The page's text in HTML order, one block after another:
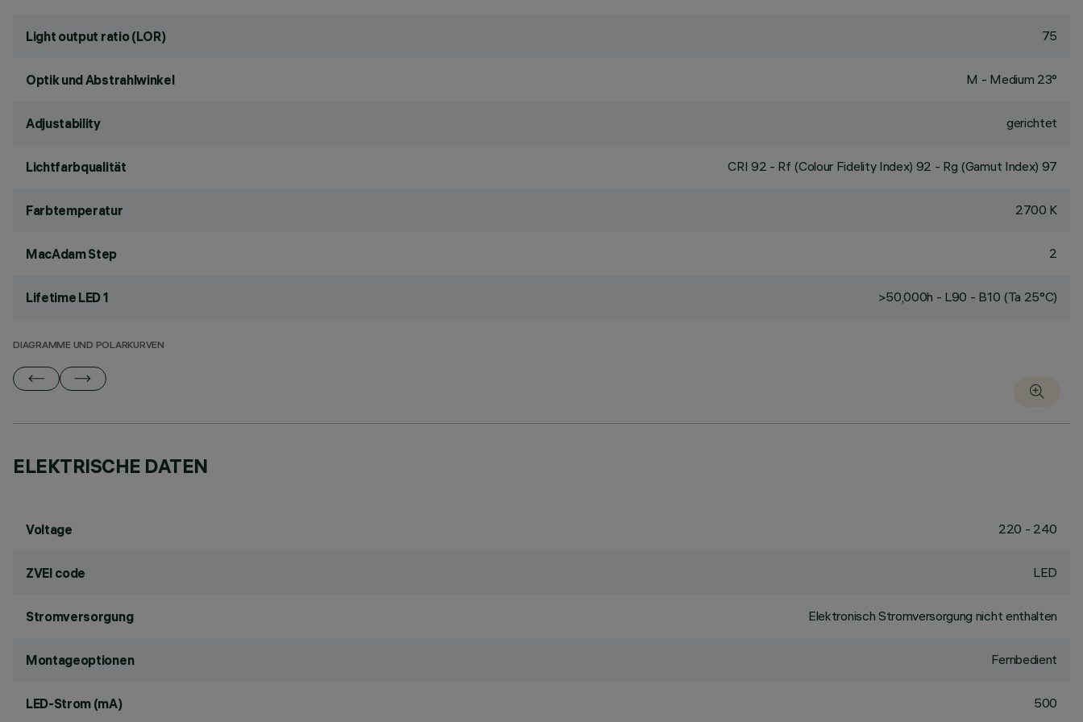
Light output ratio (LOR) 75
Optik und Abstrahlwinkel M - Medium 23°
Adjustability gerichtet
Lichtfarbqualität CRI 92 - Rf (Colour Fidelity Index) 92 - Rg (Gamut Index) 97
Farbtemperatur 2700 K
MacAdam Step 2
Lifetime LED 1 >50,000h - L90 - B10 (Ta 25°C)
DIAGRAMME UND POLARKURVEN
ELEKTRISCHE DATEN
Voltage 220 - 240
ZVEI code LED
Stromversorgung Elektronisch Stromversorgung nicht enthalten
Montageoptionen Fernbedient
LED-Strom (mA) 500